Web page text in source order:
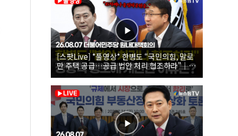
[스팟Live] *풀영상* 한병도 “국민의힘, 말로
만 주택 공급…공급 법안 처리 협조하라”｜
26.08.07 더불어민주당 원내대책회의